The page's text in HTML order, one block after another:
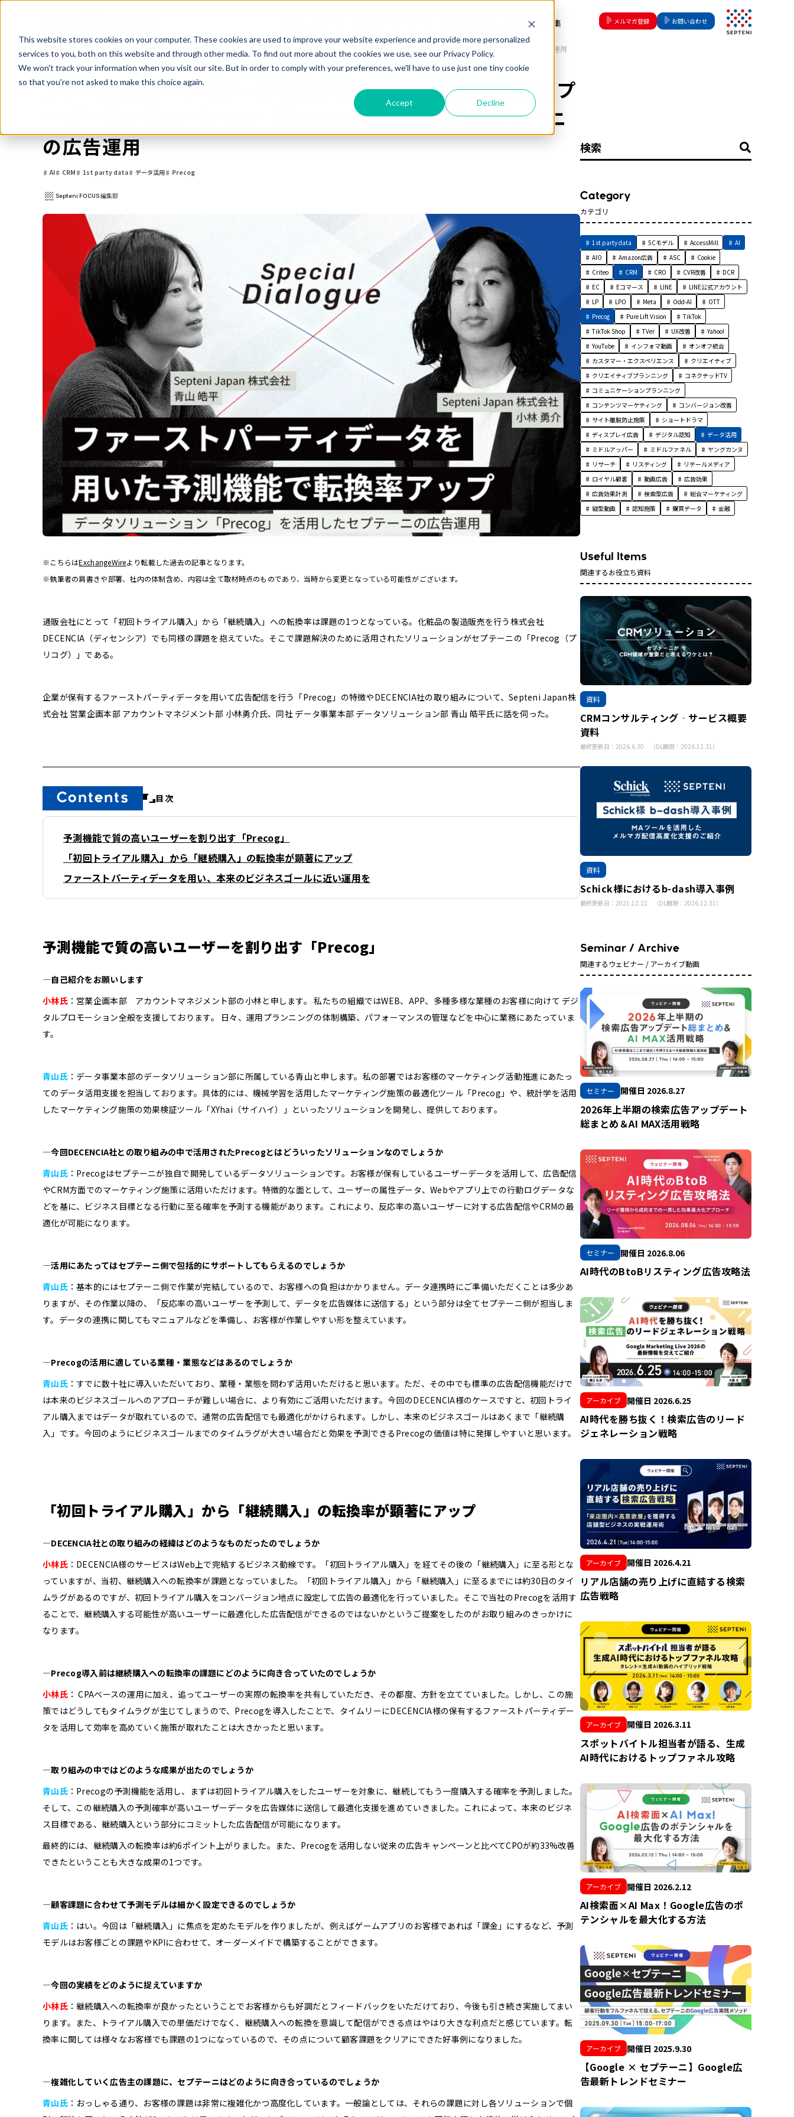
This website stores cookies on your computer. These cookies are used to improve your website experience and provide more personalized
services to you, both on this website and through other media. To find out more about the cookies we use, see our Privacy Policy.
We won't track your information when you visit our site. But in order to comply with your preferences, we'll have to use just one tiny cookie
so that you're not asked to make this choice again.
Accept Decline
縦型動画特集 メルマガ登録 お問い合わせ
インタビュー/コラム ファーストパーティデータを用いた予測機能で転換率アップ―データソリューション「Precog」を活用したセプテーニの広告運用
2023.8.30
ファーストパーティデータを用いた予測機能で転換率アップ
―データソリューション「Precog」を活用したセプテーニ
の広告運用
AI CRM 1st party data データ活用 Precog
Septeni FOCUS 編集部
※こちらはExchangeWireより転載した過去の記事となります。
※執筆者の肩書きや部署、社内の体制含め、内容は全て取材時点のものであり、当時から変更となっている可能性がございます。
通販会社にとって「初回トライアル購入」から「継続購入」への転換率は課題の1つとなっている。化粧品の製造販売を行う株式会社
DECENCIA（ディセンシア）でも同様の課題を抱えていた。そこで課題解決のために活用されたソリューションがセプテーニの「Precog（プ
リコグ）」である。
企業が保有するファーストパーティデータを用いて広告配信を行う「Precog」の特徴やDECENCIA社の取り組みについて、Septeni Japan株
式会社 営業企画本部 アカウントマネジメント部 小林勇介氏、同社 データ事業本部 データソリューション部 青山 皓平氏に話を伺った。
目次
予測機能で質の高いユーザーを割り出す「Precog」
「初回トライアル購入」から「継続購入」の転換率が顕著にアップ
ファーストパーティデータを用い、本来のビジネスゴールに近い運用を
予測機能で質の高いユーザーを割り出す「Precog」
―自己紹介をお願いします
小林氏：営業企画本部 アカウントマネジメント部の小林と申します。 私たちの組織ではWEB、APP、多種多様な業種のお客様に向けて デジ
タルプロモーション全般を支援しております。 日々、運用プランニングの体制構築、パフォーマンスの管理などを中心に業務にあたっていま
す。
青山氏：データ事業本部のデータソリューション部に所属している青山と申します。私の部署ではお客様のマーケティング活動推進にあたっ
てのデータ活用支援を担当しております。具体的には、機械学習を活用したマーケティング施策の最適化ツール「Precog」や、統計学を活用
したマーケティング施策の効果検証ツール「XYhai（サイハイ）」といったソリューションを開発し、提供しております。
―今回DECENCIA社との取り組みの中で活用されたPrecogとはどういったソリューションなのでしょうか
青山氏：Precogはセプテーニが独自で開発しているデータソリューションです。お客様が保有しているユーザーデータを活用して、広告配信
やCRM方面でのマーケティング施策に活用いただけます。特徴的な面として、ユーザーの属性データ、Webやアプリ上での行動ログデータな
どを基に、ビジネス目標となる行動に至る確率を予測する機能があります。これにより、反応率の高いユーザーに対する広告配信やCRMの最
適化が可能になります。
―活用にあたってはセプテーニ側で包括的にサポートしてもらえるのでしょうか
青山氏：基本的にはセプテーニ側で作業が完結しているので、お客様への負担はかかりません。データ連携時にご準備いただくことは多少あ
りますが、その作業以降の、「反応率の高いユーザーを予測して、データを広告媒体に送信する」という部分は全てセプテーニ側が担当しま
す。データの連携に関してもマニュアルなどを準備し、お客様が作業しやすい形を整えています。
―Precogの活用に適している業種・業態などはあるのでしょうか
青山氏：すでに数十社に導入いただいており、業種・業態を問わず活用いただけると思います。ただ、その中でも標準の広告配信機能だけで
は本来のビジネスゴールへのアプローチが難しい場合に、より有効にご活用いただけます。今回のDECENCIA様のケースですと、初回トライ
アル購入まではデータが取れているので、通常の広告配信でも最適化がかけられます。しかし、本来のビジネスゴールはあくまで「継続購
入」です。今回のようにビジネスゴールまでのタイムラグが大きい場合だと効果を予測できるPrecogの価値は特に発揮しやすいと思います。
「初回トライアル購入」から「継続購入」の転換率が顕著にアップ
―DECENCIA社との取り組みの経緯はどのようなものだったのでしょうか
小林氏：DECENCIA様のサービスはWeb上で完結するビジネス動線です。「初回トライアル購入」を経てその後の「継続購入」に至る形とな
っていますが、当初、継続購入への転換率が課題となっていました。「初回トライアル購入」から「継続購入」に至るまでには約30日のタイ
ムラグがあるのですが、初回トライアル購入をコンバージョン地点に設定して広告の最適化を行っていました。そこで当社のPrecogを活用す
ることで、継続購入する可能性が高いユーザーに最適化した広告配信ができるのではないかというご提案をしたのがお取り組みのきっかけに
なります。
―Precog導入前は継続購入への転換率の課題にどのように向き合っていたのでしょうか
小林氏： CPAベースの運用に加え、追ってユーザーの実際の転換率を共有していただき、その都度、方針を立てていました。しかし、この施
策ではどうしてもタイムラグが生じてしまうので、Precogを導入したことで、タイムリーにDECENCIA様の保有するファーストパーティデー
タを活用して効率を高めていく施策が取れたことは大きかったと思います。
―取り組みの中ではどのような成果が出たのでしょうか
青山氏：Precogの予測機能を活用し、まずは初回トライアル購入をしたユーザーを対象に、継続してもう一度購入する確率を予測しました。
そして、この継続購入の予測確率が高いユーザーデータを広告媒体に送信して最適化支援を進めていきました。これによって、本来のビジネ
ス目標である、継続購入という部分にコミットした広告配信が可能になります。
最終的には、継続購入の転換率は約6ポイント上がりました。また、Precogを活用しない従来の広告キャンペーンと比べてCPOが約33%改善
できたということも大きな成果の1つです。
―顧客課題に合わせて予測モデルは細かく設定できるのでしょうか
青山氏：はい。今回は「継続購入」に焦点を定めたモデルを作りましたが、例えばゲームアプリのお客様であれば「課金」にするなど、予測
モデルはお客様ごとの課題やKPIに合わせて、オーダーメイドで構築することができます。
―今回の実績をどのように捉えていますか
小林氏：継続購入への転換率が良かったということでお客様からも好調だとフィードバックをいただけており、今後も引き続き実施してまい
ります。また、トライアル購入での単価だけでなく、継続購入への転換を意識して配信ができる点はやはり大きな利点だと感じています。転
換率に関しては様々なお客様でも課題の1つになっているので、その点について顧客課題をクリアにできた好事例になりました。
―複雑化していく広告主の課題に、セプテーニはどのように向き合っているのでしょうか
青山氏：おっしゃる通り、お客様の課題は非常に複雑化かつ高度化しています。一般論としては、それらの課題に対し各ソリューションで個
これは、自動候補機能付きの検索フィールドで
カテゴリ
1st party data 5Cモデル AccessMill
AI
AIO
Amazon広告 ASC
Cookie
Criteo
CRM CRO CVR改善
DCR
EC
Eコマース LINE
LINE公式アカウント
LP
LPO Meta Odd-AI
OTT
Precog
Pure Lift Vision
TikTok
TikTok Shop
TVer UX改善
Yahoo!
YouTube
インフォマ動画
オンオフ統合
カスタマー・エクスペリエンス
クリエイティブ
クリエイティブプランニング
コネクテッドTV
コミュニケーションプランニング
コンテンツマーケティング
コンバージョン改善
サイト離脱防止施策
ショートドラマ
ディスプレイ広告
デジタル認知
データ活用
ミドルアッパー
ミドルファネル
ヤングカンヌ
リサーチ
リスティング
リテールメディア
ロイヤル顧客
動画広告
広告効果
広告効果計測
検索型広告
総合マーケティング
縦型動画
認知施策 購買データ 金融
関連するお役立ち資料
資料
CRMコンサルティング‐サービス概要
資料
最終更新日：2026.6.30 （DL期限：2026.12.31）
資料
Schick様におけるb-dash導入事例
最終更新日：2021.12.22 （DL期限：2026.12.31）
関連するウェビナー / アーカイブ動画
セミナー 開催日 2026.8.27
2026年上半期の検索広告アップデート
総まとめ＆AI MAX活用戦略
セミナー 開催日 2026.8.06
AI時代のBtoBリスティング広告攻略法
アーカイブ 開催日 2026.6.25
AI時代を勝ち抜く！検索広告のリード
ジェネレーション戦略
アーカイブ 開催日 2026.4.21
リアル店舗の売り上げに直結する検索
広告戦略
アーカイブ 開催日 2026.3.11
スポットバイトル担当者が語る、生成
AI時代におけるトップファネル攻略
アーカイブ 開催日 2026.2.12
AI検索面×AI Max！Google広告のポ
テンシャルを最大化する方法
アーカイブ 開催日 2025.9.30
【Google × セプテーニ】Google広
告最新トレンドセミナー